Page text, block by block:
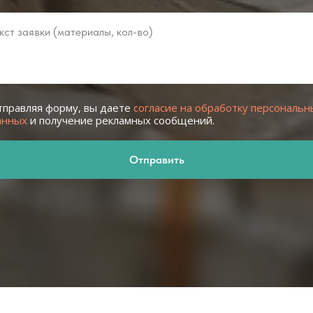
форму, вы даете согласие на обработку
и получение рекламных сообщений.
Отправить